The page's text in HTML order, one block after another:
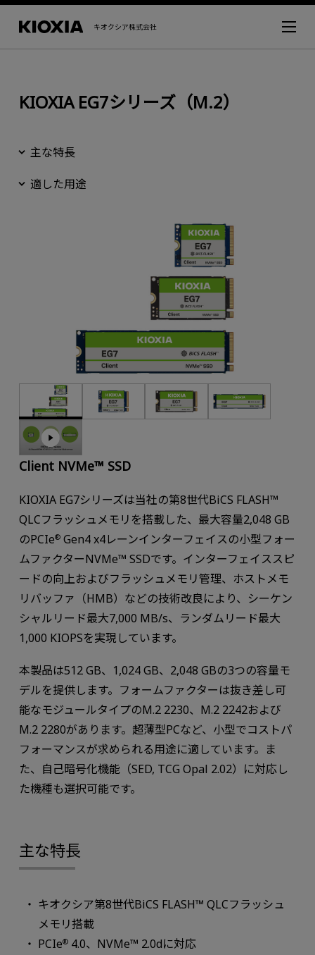
キオクシア株式会社
KIOXIA EG7シリーズ（M.2）
主な特長
適した用途
Client NVMe™ SSD
KIOXIA EG7シリーズは当社の第8世代BiCS FLASH™
QLCフラッシュメモリを搭載した、最大容量2,048 GB
のPCIe®Gen4 x4レーンインターフェイスの小型フォー
ムファクターNVMe™ SSDです。インターフェイススピ
ードの向上およびフラッシュメモリ管理、ホストメモ
リバッファ（HMB）などの技術改良により、シーケン
シャルリード最大7,000 MB/s、ランダムリード最大
1,000 KIOPSを実現しています。
本製品は512 GB、1,024 GB、2,048 GBの3つの容量モ
デルを提供します。フォームファクターは抜き差し可
能なモジュールタイプのM.2 2230、M.2 2242および
M.2 2280があります。超薄型PCなど、小型でコストパ
フォーマンスが求められる用途に適しています。ま
た、自己暗号化機能（SED, TCG Opal 2.02）に対応し
た機種も選択可能です。
主な特長
キオクシア第8世代BiCS FLASH™ QLCフラッシュ
メモリ搭載
PCIe® 4.0、NVMe™ 2.0dに対応